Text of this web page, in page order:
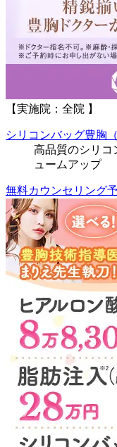
【実施院：全院 】
シリコンバッグ豊胸
高品質のシリコ
ュームアップ
無料カウンセリング